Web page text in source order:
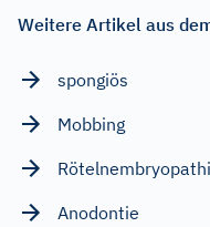
Weitere Artikel aus
spongiös
Mobbing
Anodontie